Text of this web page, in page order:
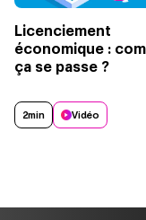
Licenciement
économique :
ça se passe ?
2min Vidéo